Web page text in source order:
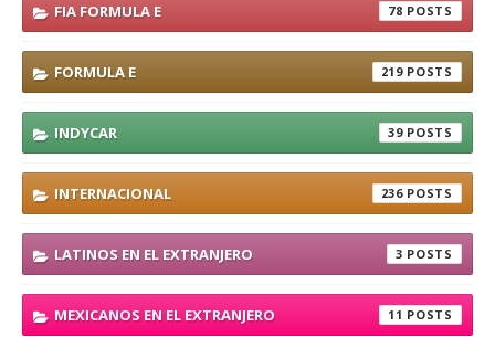
FIA FORMULA E 78
FORMULA E 219
INDYCAR 39
INTERNACIONAL 236
LATINOS EN EL EXTRANJERO 3
MEXICANOS EN EL EXTRANJERO 11